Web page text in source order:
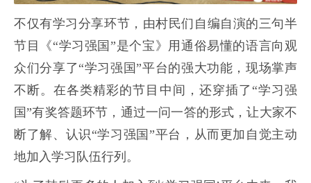
不仅有学习分享环节，由村民们自编自演的三句半
节目《“学习强国”是个宝》用通俗易懂的语言向观
众们分享了“学习强国”平台的强大功能，现场掌声
不断。在各类精彩的节目中间，还穿插了“学习强
国”有奖答题环节，通过一问一答的形式，让大家不
断了解、认识“学习强国”平台，从而更加自觉主动
地加入学习队伍行列。